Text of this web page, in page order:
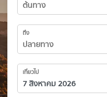
ถึง
เที่ยวไป